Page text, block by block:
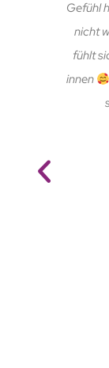
Gefühl
nicht
fühlt
innen